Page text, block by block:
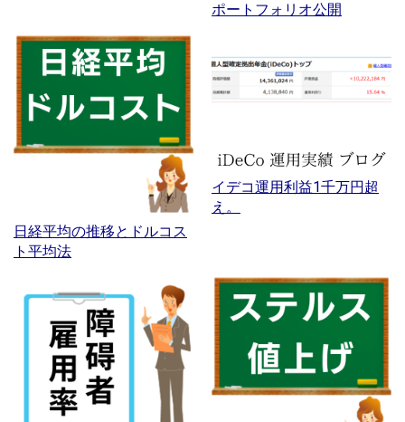
ポートフォリオ公開
日経平均の推移とドルコス
ト平均法
イデコ運用利益1千万円超
え。